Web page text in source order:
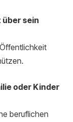
über sein
oder Kinder
beruflichen